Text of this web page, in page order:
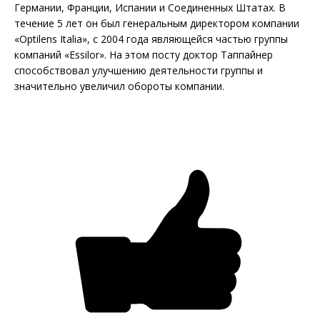
Германии, Франции, Испании и Соединенных Штатах. В
течение 5 лет он был генеральным директором компании
«Optilens Italia», с 2004 года являющейся частью группы
компаний «Essilor». На этом посту доктор Таппайнер
способствовал улучшению деятельности группы и
значительно увеличил обороты компании.